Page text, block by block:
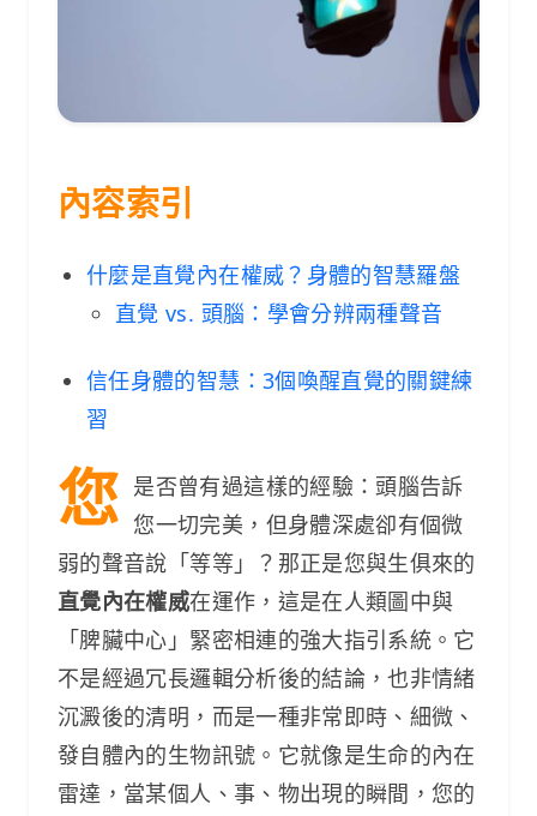
內容索引
什麼是直覺內在權威？身體的智慧羅盤
直覺 vs. 頭腦：學會分辨兩種聲音
信任身體的智慧：3個喚醒直覺的關鍵練
習
您 是否曾有過這樣的經驗：頭腦告訴
您一切完美，但身體深處卻有個微
弱的聲音說「等等」？那正是您與生俱來的
直覺內在權威在運作，這是在人類圖中與
「脾臟中心」緊密相連的強大指引系統。它
不是經過冗長邏輯分析後的結論，也非情緒
沉澱後的清明，而是一種非常即時、細微、
發自體內的生物訊號。它就像是生命的內在
雷達，當某個人、事、物出現的瞬間，您的